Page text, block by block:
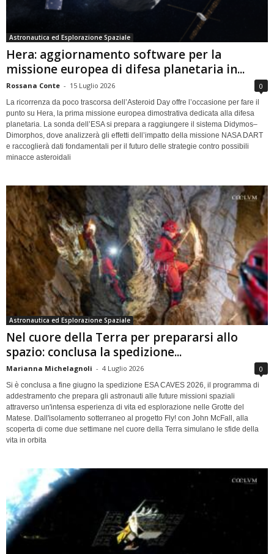
Astronautica ed Esplorazione Spaziale
Hera: aggiornamento software per la
missione europea di difesa planetaria in...
Rossana Conte - 15 Luglio 2026 0
La ricorrenza da poco trascorsa dell’Asteroid Day offre l’occasione per fare il
punto su Hera, la prima missione europea dimostrativa dedicata alla difesa
planetaria. La sonda dell’ESA si prepara a raggiungere il sistema Didymos–
Dimorphos, dove analizzerà gli effetti dell’impatto della missione NASA DART
e raccoglierà dati fondamentali per il futuro delle strategie contro possibili
minacce asteroidali
Astronautica ed Esplorazione Spaziale
Nel cuore della Terra per prepararsi allo
spazio: conclusa la spedizione...
Marianna Michelagnoli - 4 Luglio 2026 0
Si è conclusa a fine giugno la spedizione ESA CAVES 2026, il programma di
addestramento che prepara gli astronauti alle future missioni spaziali
attraverso un'intensa esperienza di vita ed esplorazione nelle Grotte del
Matese. Dall'isolamento sotterraneo al progetto Fly! con John McFall, alla
scoperta di come due settimane nel cuore della Terra simulano le sfide della
vita in orbita